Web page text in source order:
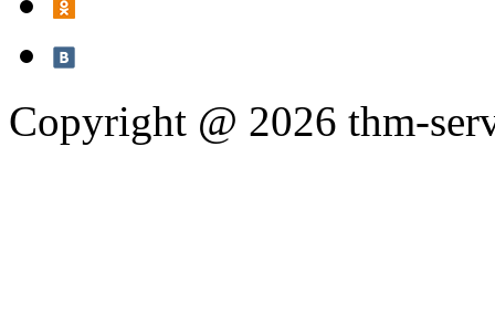
Copyright @ 2026 thm-